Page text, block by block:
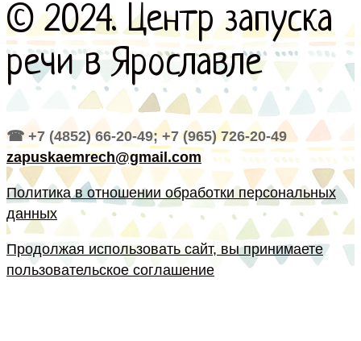
© 2024. Центр запуска
речи в Ярославле
☎ +7 (4852) 66-20-49; +7 (965) 726-20-49
zapuskaemrech@gmail.com
Политика в отношении обработки персональных
данных
Продолжая использовать сайт, вы принимаете
пользовательское соглашение